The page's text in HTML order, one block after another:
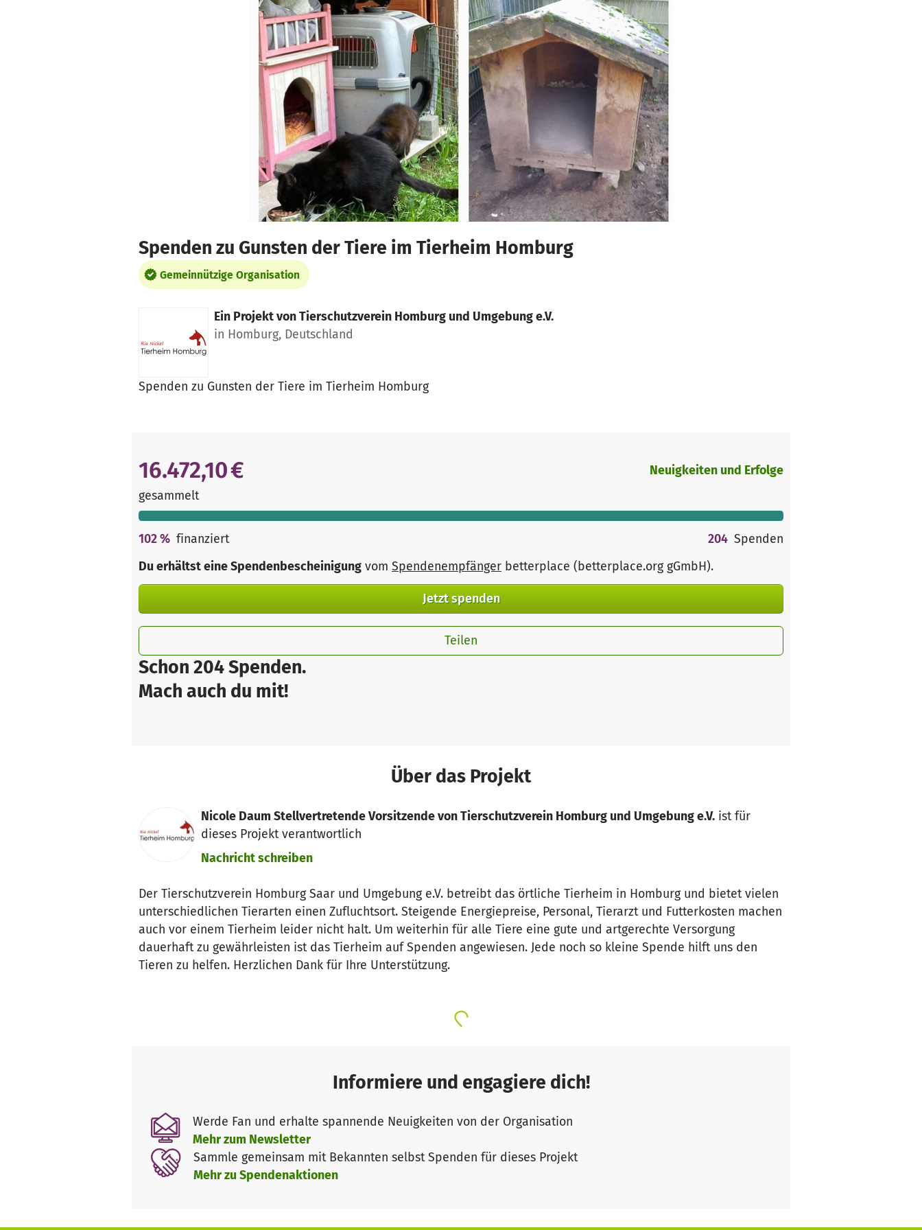
Spenden zu Gunsten der Tiere im Tierheim Homburg
Gemeinnützige Organisation
Ein Projekt vonTierschutzverein Homburg und Umgebung e.V.
in Homburg, Deutschland
Spenden zu Gunsten der Tiere im Tierheim Homburg
Schon 204 Spenden.
Mach auch du mit!
16.472,10 €
gesammelt
Neuigkeiten und Erfolge
102% finanziert 204 Spenden
Du erhältst eine Spendenbescheinigung vom Spendenempfänger betterplace (betterplace.org gGmbH).
Jetzt spenden
Teilen
Über das Projekt
Nicole Daum Stellvertretende Vorsitzende von Tierschutzverein Homburg und Umgebung e.V.ist für
dieses Projekt verantwortlich
Nachricht schreiben
Der Tierschutzverein Homburg Saar und Umgebung e.V. betreibt das örtliche Tierheim in Homburg und bietet vielen
unterschiedlichen Tierarten einen Zufluchtsort. Steigende Energiepreise, Personal, Tierarzt und Futterkosten machen
auch vor einem Tierheim leider nicht halt. Um weiterhin für alle Tiere eine gute und artgerechte Versorgung
dauerhaft zu gewährleisten ist das Tierheim auf Spenden angewiesen. Jede noch so kleine Spende hilft uns den
Tieren zu helfen. Herzlichen Dank für Ihre Unterstützung.
Informiere und engagiere dich!
Werde Fan und erhalte spannende Neuigkeiten von der Organisation
Mehr zum Newsletter
Sammle gemeinsam mit Bekannten selbst Spenden für dieses Projekt
Mehr zu Spendenaktionen